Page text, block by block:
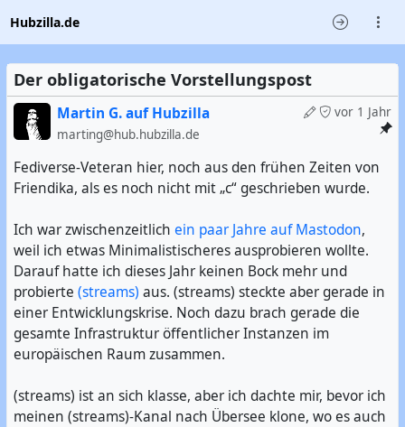
Hubzilla.de
Der obligatorische Vorstellungspost
vor 1 Jahr
Martin G. auf Hubzilla
marting@hub.hubzilla.de
Fediverse-Veteran hier, noch aus den frühen Zeiten von
Friendika, als es noch nicht mit „c“ geschrieben wurde.
Ich war zwischenzeitlich ein paar Jahre auf Mastodon,
weil ich etwas Minimalistischeres ausprobieren wollte.
Darauf hatte ich dieses Jahr keinen Bock mehr und
probierte (streams) aus. (streams) steckte aber gerade in
einer Entwicklungskrise. Noch dazu brach gerade die
gesamte Infrastruktur öffentlicher Instanzen im
europäischen Raum zusammen.
(streams) ist an sich klasse, aber ich dachte mir, bevor ich
meinen (streams)-Kanal nach Übersee klone, wo es auch